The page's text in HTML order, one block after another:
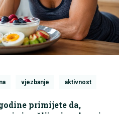
vjezbanje aktivnost
primijete da,